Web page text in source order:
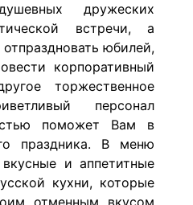
дружеских
встречи, а
юбилей,
корпоративный
торжественное
персонал
поможет Вам в
праздника. В меню
и аппетитные
кухни, которые
отменным вкусом